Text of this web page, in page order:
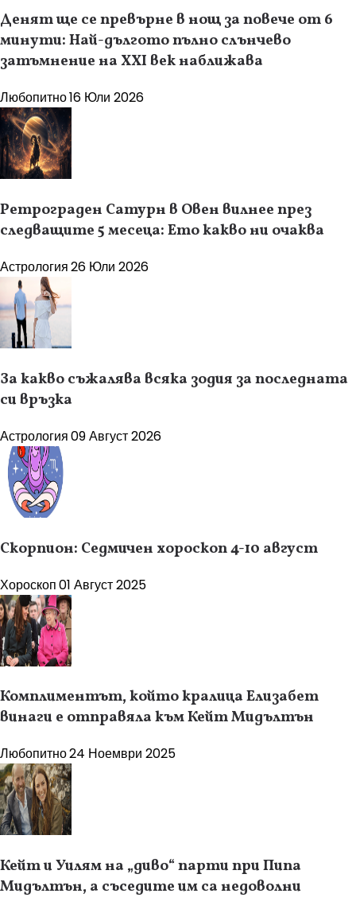
Денят ще се превърне в нощ за повече от 6
минути: Най-дългото пълно слънчево
затъмнение на XXI век наближава
Любопитно16 Юли 2026
Ретрограден Сатурн в Овен вилнее през
следващите 5 месеца: Ето какво ни очаква
Астрология26 Юли 2026
За какво съжалява всяка зодия за последната
си връзка
Астрология09 Август 2026
Скорпион: Седмичен хороскоп 4-10 август
Хороскоп01 Август 2025
Комплиментът, който кралица Елизабет
винаги е отправяла към Кейт Мидълтън
Любопитно24 Ноември 2025
Кейт и Уилям на „диво“ парти при Пипа
Мидълтън, а съседите им са недоволни